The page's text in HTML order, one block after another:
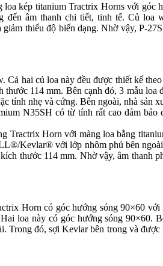
kép titanium Tractrix Horns với
đến âm thanh chi tiết, tinh tế. Củ
thiểu độ biến dạng. Nhờ vậy, P-
hai củ loa này đều được thiết kế
114 mm. Bên cạnh đó, 3 mẫu
nhẹ và cứng. Bên ngoài, nhà sản
N35SH có từ tính rất cao đảm bảo
Horn với màng loa bằng
Kevlar® với lớp nhôm phủ bên
thước 114 mm. Nhờ vậy, âm thanh
Horn có góc hướng sóng 90×60
loa này có góc hướng sóng 90×60.
Trong đó, sợi Kevlar bên trong và